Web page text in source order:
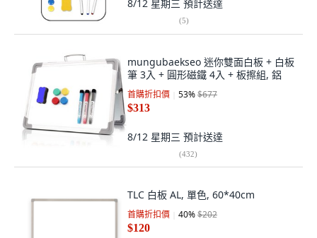
8/12 星期三 預計送達
(5)
mungubaekseo 迷你雙面白板 + 白板
筆 3入 + 圓形磁鐵 4入 + 板擦組, 鋁
首購折扣價 53%$677
$313
8/12 星期三 預計送達
(432)
TLC 白板 AL, 單色, 60*40cm
首購折扣價 40%$202
$120